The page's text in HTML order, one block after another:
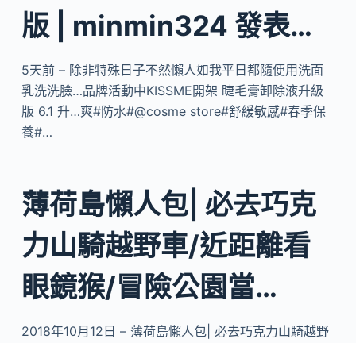
版 | minmin324 發表…
5天前 – 除非特殊日子不然懶人如我平日都隨便用洗面
乳洗洗臉…品牌活動中KISSME開架 睫毛膏卸除液升級
版 6.1 升…爽#防水#@cosme store#舒緩敏感#春季保
養#…
薄荷島懶人包| 必去巧克
力山騎越野車/近距離看
眼鏡猴/冒險公園當…
2018年10月12日 – 薄荷島懶人包| 必去巧克力山騎越野